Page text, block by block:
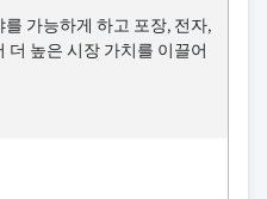
가능하게 하고 포장, 전자,
더 높은 시장 가치를 이끌어